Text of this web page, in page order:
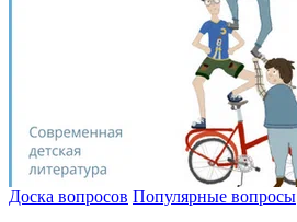
Доска вопросов Популярные вопросы